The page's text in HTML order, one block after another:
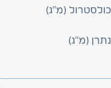
כולסטרול (מ”ג)
נתרן (מ"ג)